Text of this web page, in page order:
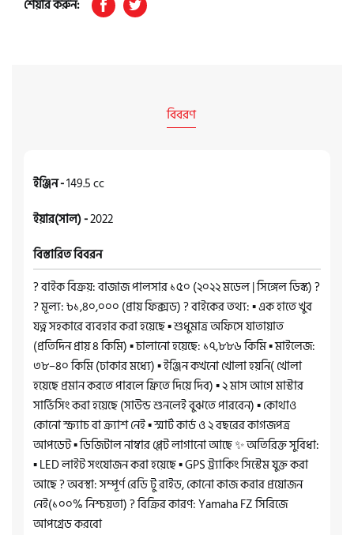
শেয়ার করুন:
বিবরণ
ইঞ্জিন -149.5 cc
ইয়ার(সাল) -2022
বিস্তারিত বিবরন
? বাইক বিক্রয়: বাজাজ পালসার ১৫০ (২০২২ মডেল | সিঙ্গেল ডিস্ক) ?
? মূল্য: ৳১,৪০,০০০ (প্রায় ফিক্সড) ? বাইকের তথ্য: ▪️ এক হাতে খুব
যত্ন সহকারে ব্যবহার করা হয়েছে ▪️ শুধুমাত্র অফিসে যাতায়াত
(প্রতিদিন প্রায় ৪ কিমি) ▪️ চালানো হয়েছে: ১৭,৮৮৬ কিমি ▪️ মাইলেজ:
৩৮–৪০ কিমি (ঢাকার মধ্যে) ▪️ ইঞ্জিন কখনো খোলা হয়নি( খোলা
হয়েছে প্রমান করতে পারলে ফ্রিতে দিয়ে দিব) ▪️ ২ মাস আগে মাস্টার
সার্ভিসিং করা হয়েছে (সাউন্ড শুনলেই বুঝতে পারবেন) ▪️ কোথাও
কোনো স্ক্র্যাচ বা ক্র্যাশ নেই ▪️ স্মার্ট কার্ড ও ২ বছরের কাগজপত্র
আপডেট ▪️ ডিজিটাল নাম্বার প্লেট লাগানো আছে ✨ অতিরিক্ত সুবিধা:
▪️ LED লাইট সংযোজন করা হয়েছে ▪️ GPS ট্র্যাকিং সিস্টেম যুক্ত করা
আছে ? অবস্থা: সম্পূর্ণ রেডি টু রাইড, কোনো কাজ করার প্রয়োজন
নেই(১০০% নিশ্চয়তা) ? বিক্রির কারণ: Yamaha FZ সিরিজে
আপগ্রেড করবো